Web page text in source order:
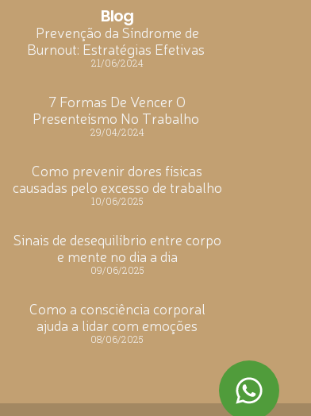
Blog
Prevenção da Síndrome de
Burnout: Estratégias Efetivas
21/06/2024
7 Formas De Vencer O
Presenteísmo No Trabalho
29/04/2024
Como prevenir dores físicas
causadas pelo excesso de trabalho
10/06/2025
Sinais de desequilíbrio entre corpo
e mente no dia a dia
09/06/2025
Como a consciência corporal
ajuda a lidar com emoções
08/06/2025